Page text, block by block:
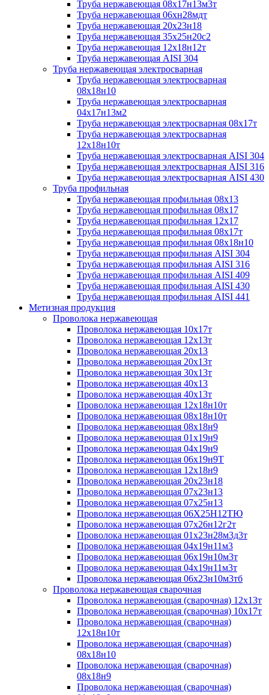
Труба нержавеющая 08х17н13м3т
Труба нержавеющая 06хн28мдт
Труба нержавеющая 20х23н18
Труба нержавеющая 35х25н20с2
Труба нержавеющая 12х18н12т
Труба нержавеющая AISI 304
Труба нержавеющая электросварная
Труба нержавеющая электросварная
08х18н10
Труба нержавеющая электросварная
04х17н13м2
Труба нержавеющая электросварная 08х17т
Труба нержавеющая электросварная
12х18н10т
Труба нержавеющая электросварная AISI 304
Труба нержавеющая электросварная AISI 316
Труба нержавеющая электросварная AISI 430
Труба профильная
Труба нержавеющая профильная 08х13
Труба нержавеющая профильная 08х17
Труба нержавеющая профильная 12х17
Труба нержавеющая профильная 08х17т
Труба нержавеющая профильная 08х18н10
Труба нержавеющая профильная AISI 304
Труба нержавеющая профильная AISI 316
Труба нержавеющая профильная AISI 409
Труба нержавеющая профильная AISI 430
Труба нержавеющая профильная AISI 441
Метизная продукция
Проволока нержавеющая
Проволока нержавеющая 10х17т
Проволока нержавеющая 12х13т
Проволока нержавеющая 20х13
Проволока нержавеющая 20х13т
Проволока нержавеющая 30х13т
Проволока нержавеющая 40х13
Проволока нержавеющая 40х13т
Проволока нержавеющая 12х18н10т
Проволока нержавеющая 08х18н10т
Проволока нержавеющая 08х18н9
Проволока нержавеющая 01х19н9
Проволока нержавеющая 04х19н9
Проволока нержавеющая 06х19н9Т
Проволока нержавеющая 12х18н9
Проволока нержавеющая 20х23н18
Проволока нержавеющая 07х23н13
Проволока нержавеющая 07х25н13
Проволока нержавеющая 06Х25Н12ТЮ
Проволока нержавеющая 07х26н12г2т
Проволока нержавеющая 01х23н28м3д3т
Проволока нержавеющая 04х19н11м3
Проволока нержавеющая 06х19н10м3т
Проволока нержавеющая 04х19н11м3т
Проволока нержавеющая 06х23н10м3тб
Проволока нержавеющая сварочная
Проволока нержавеющая (сварочная) 12х13т
Проволока нержавеющая (сварочная) 10х17т
Проволока нержавеющая (сварочная)
12х18н10т
Проволока нержавеющая (сварочная)
08х18н10
Проволока нержавеющая (сварочная)
08х18н9
Проволока нержавеющая (сварочная)